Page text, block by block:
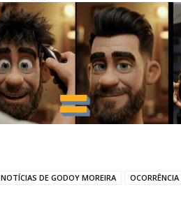
NOTÍCIAS DE GODOY MOREIRA